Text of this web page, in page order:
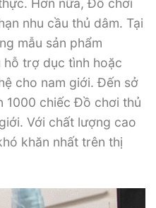
Hơn nữa, Đồ chơi
nhu cầu thủ dâm. Tại
mẫu sản phẩm
hỗ trợ dục tình hoặc
cho nam giới. Đến sở
1000 chiếc Đồ chơi thủ
Với chất lượng cao
khăn nhất trên thị